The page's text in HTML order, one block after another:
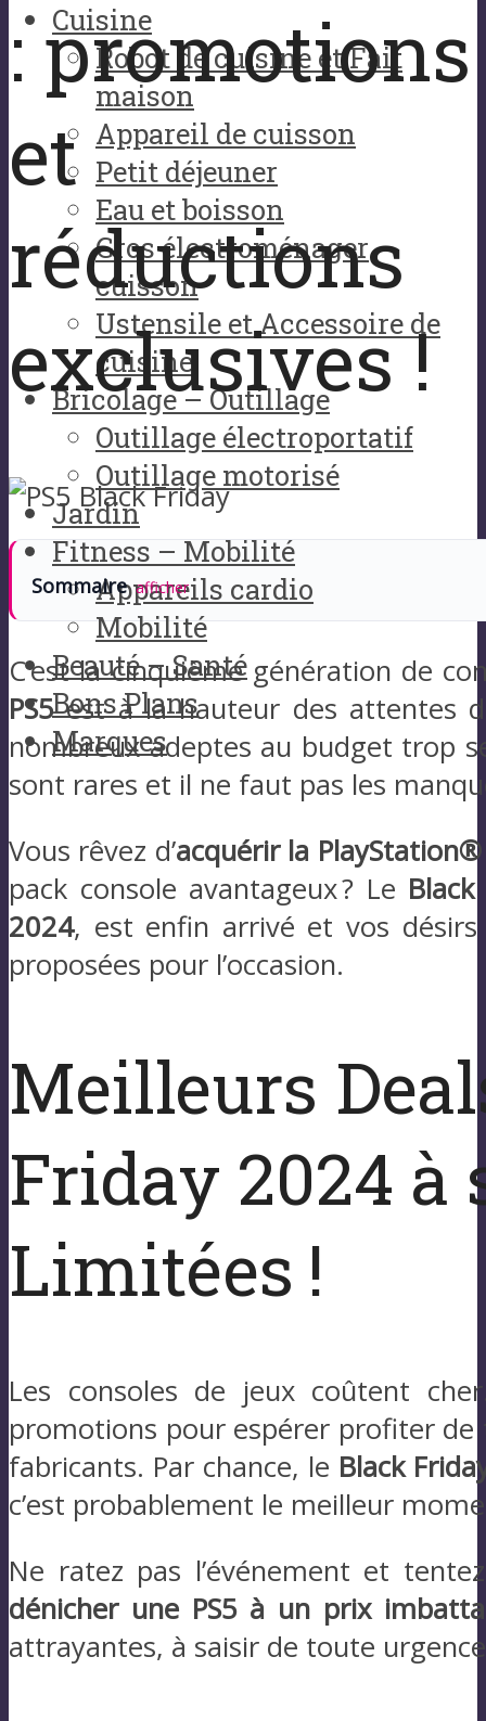
Cuisine
Robot de cuisine et Fait
maison
Appareil de cuisson
Petit déjeuner
Eau et boisson
Gros électroménager
cuisson
Ustensile et Accessoire de
cuisine
Bricolage – Outillage
Outillage électroportatif
Outillage motorisé
Jardin
Fitness – Mobilité
Appareils cardio
Mobilité
Beauté – Santé
Bons Plans
Marques
: promotions
et
réductions
exclusives !
Sommaire afficher
C’est la cinquième génération de
PS5est à la hauteur des attentes
nombreux adeptes au budget trop
sont rares et il ne faut pas les
Vous rêvez d’acquérir la
pack console avantageux ? Le
2024, est enfin arrivé et vos
proposées pour l’occasion.
Meilleurs
Friday 2024 à
Limitées !
Les consoles de jeux coûtent
promotions pour espérer profiter de
fabricants. Par chance, le Black
c’est probablement le meilleur
Ne ratez pas l’événement et
dénicher une PS5 à un prix
attrayantes, à saisir de toute